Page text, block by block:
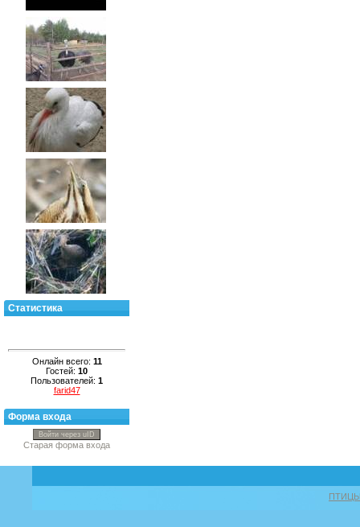
Статистика
Онлайн всего: 11
Гостей: 10
Пользователей: 1
farid47
Форма входа
Войти через uID
Старая форма входа